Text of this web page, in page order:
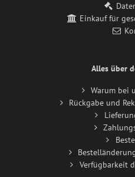
Einkauf für
Alles über
Warum bei
Rückgabe und
Verfügbarkeit